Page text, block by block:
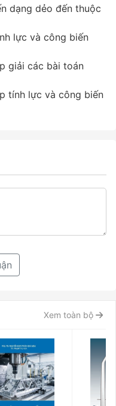
dạng dẻo đến thuộc
lực và công biến
giải các bài toán
tính lực và công biến
Xem toàn bộ